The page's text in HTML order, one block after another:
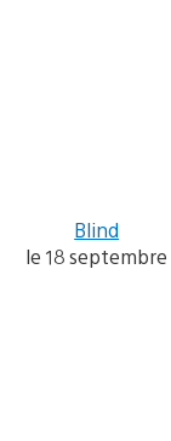
Blind
le 18 septembre